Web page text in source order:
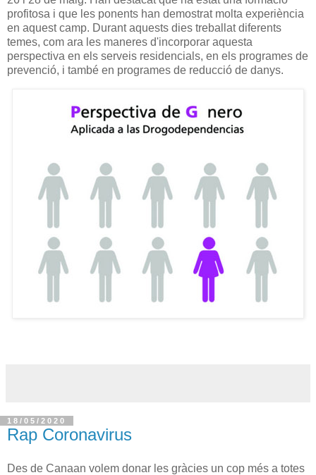
profitosa i que les ponents han demostrat molta experiència
en aquest camp. Durant aquests dies treballat diferents
temes, com ara les maneres d'incorporar aquesta
perspectiva en els serveis residencials, en els programes de
prevenció, i també en programes de reducció de danys.
18/05/2020
Rap Coronavirus
Des de Canaan volem donar les gràcies un cop més a totes